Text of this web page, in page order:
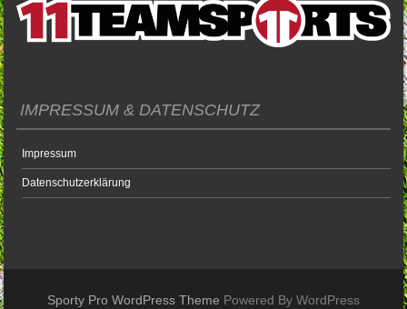
IMPRESSUM & DATENSCHUTZ
Impressum
Datenschutzerklärung
Sporty Pro WordPress Theme Powered By WordPress